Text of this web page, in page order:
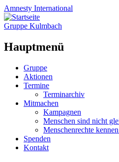
Amnesty International
Gruppe Kulmbach
Hauptmenü
Zum
Inhalt
springen
Gruppe
Aktionen
Termine
Terminarchiv
Mitmachen
Kampagnen
Menschen sind nicht
Menschenrechte
Spenden
Kontakt